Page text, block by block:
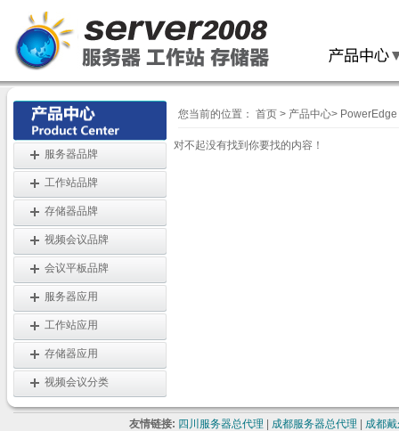
服务器品牌
工作站品牌
存储器品牌
视频会议品牌
会议平板品牌
服务器应用
工作站应用
存储器应用
视频会议分类
您当前的位置： 首页 > 产品中心>
对不起没有找到你要找的内容！
友情链接: 四川服务器总代理 成都服务器总代理
成都